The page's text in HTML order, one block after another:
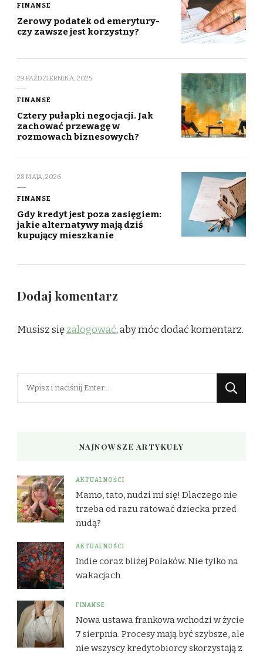
FINANSE
Zerowy podatek od emerytury-
czy zawsze jest korzystny?
29 PAŹDZIERNIKA, 2025
FINANSE
Cztery pułapki negocjacji. Jak
zachować przewagę w
rozmowach biznesowych?
28 MAJA, 2026
FINANSE
Gdy kredyt jest poza zasięgiem:
jakie alternatywy mają dziś
kupujący mieszkanie
Dodaj komentarz
Musisz sięzalogować, aby móc dodać komentarz.
NAJNOWSZE ARTYKUŁY
AKTUALNOŚCI
Mamo, tato, nudzi mi się! Dlaczego nie
trzeba od razu ratować dziecka przed
nudą?
AKTUALNOŚCI
Indie coraz bliżej Polaków. Nie tylko na
wakacjach
FINANSE
Nowa ustawa frankowa wchodzi w życie
7 sierpnia. Procesy mają być szybsze, ale
nie wszyscy kredytobiorcy skorzystają z